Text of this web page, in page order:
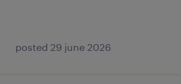
posted 29 june 2026